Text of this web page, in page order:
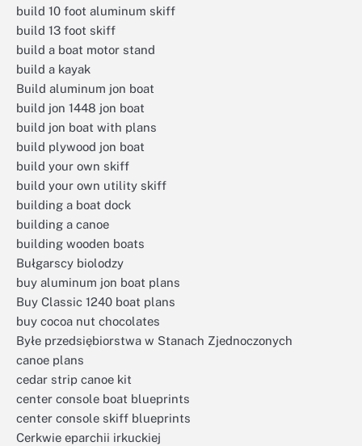
build 10 foot aluminum skiff
build 13 foot skiff
build a boat motor stand
build a kayak
Build aluminum jon boat
build jon 1448 jon boat
build jon boat with plans
build plywood jon boat
build your own skiff
build your own utility skiff
building a boat dock
building a canoe
building wooden boats
Bułgarscy biolodzy
buy aluminum jon boat plans
Buy Classic 1240 boat plans
buy cocoa nut chocolates
Byłe przedsiębiorstwa w Stanach Zjednoczonych
canoe plans
cedar strip canoe kit
center console boat blueprints
center console skiff blueprints
Cerkwie eparchii irkuckiej